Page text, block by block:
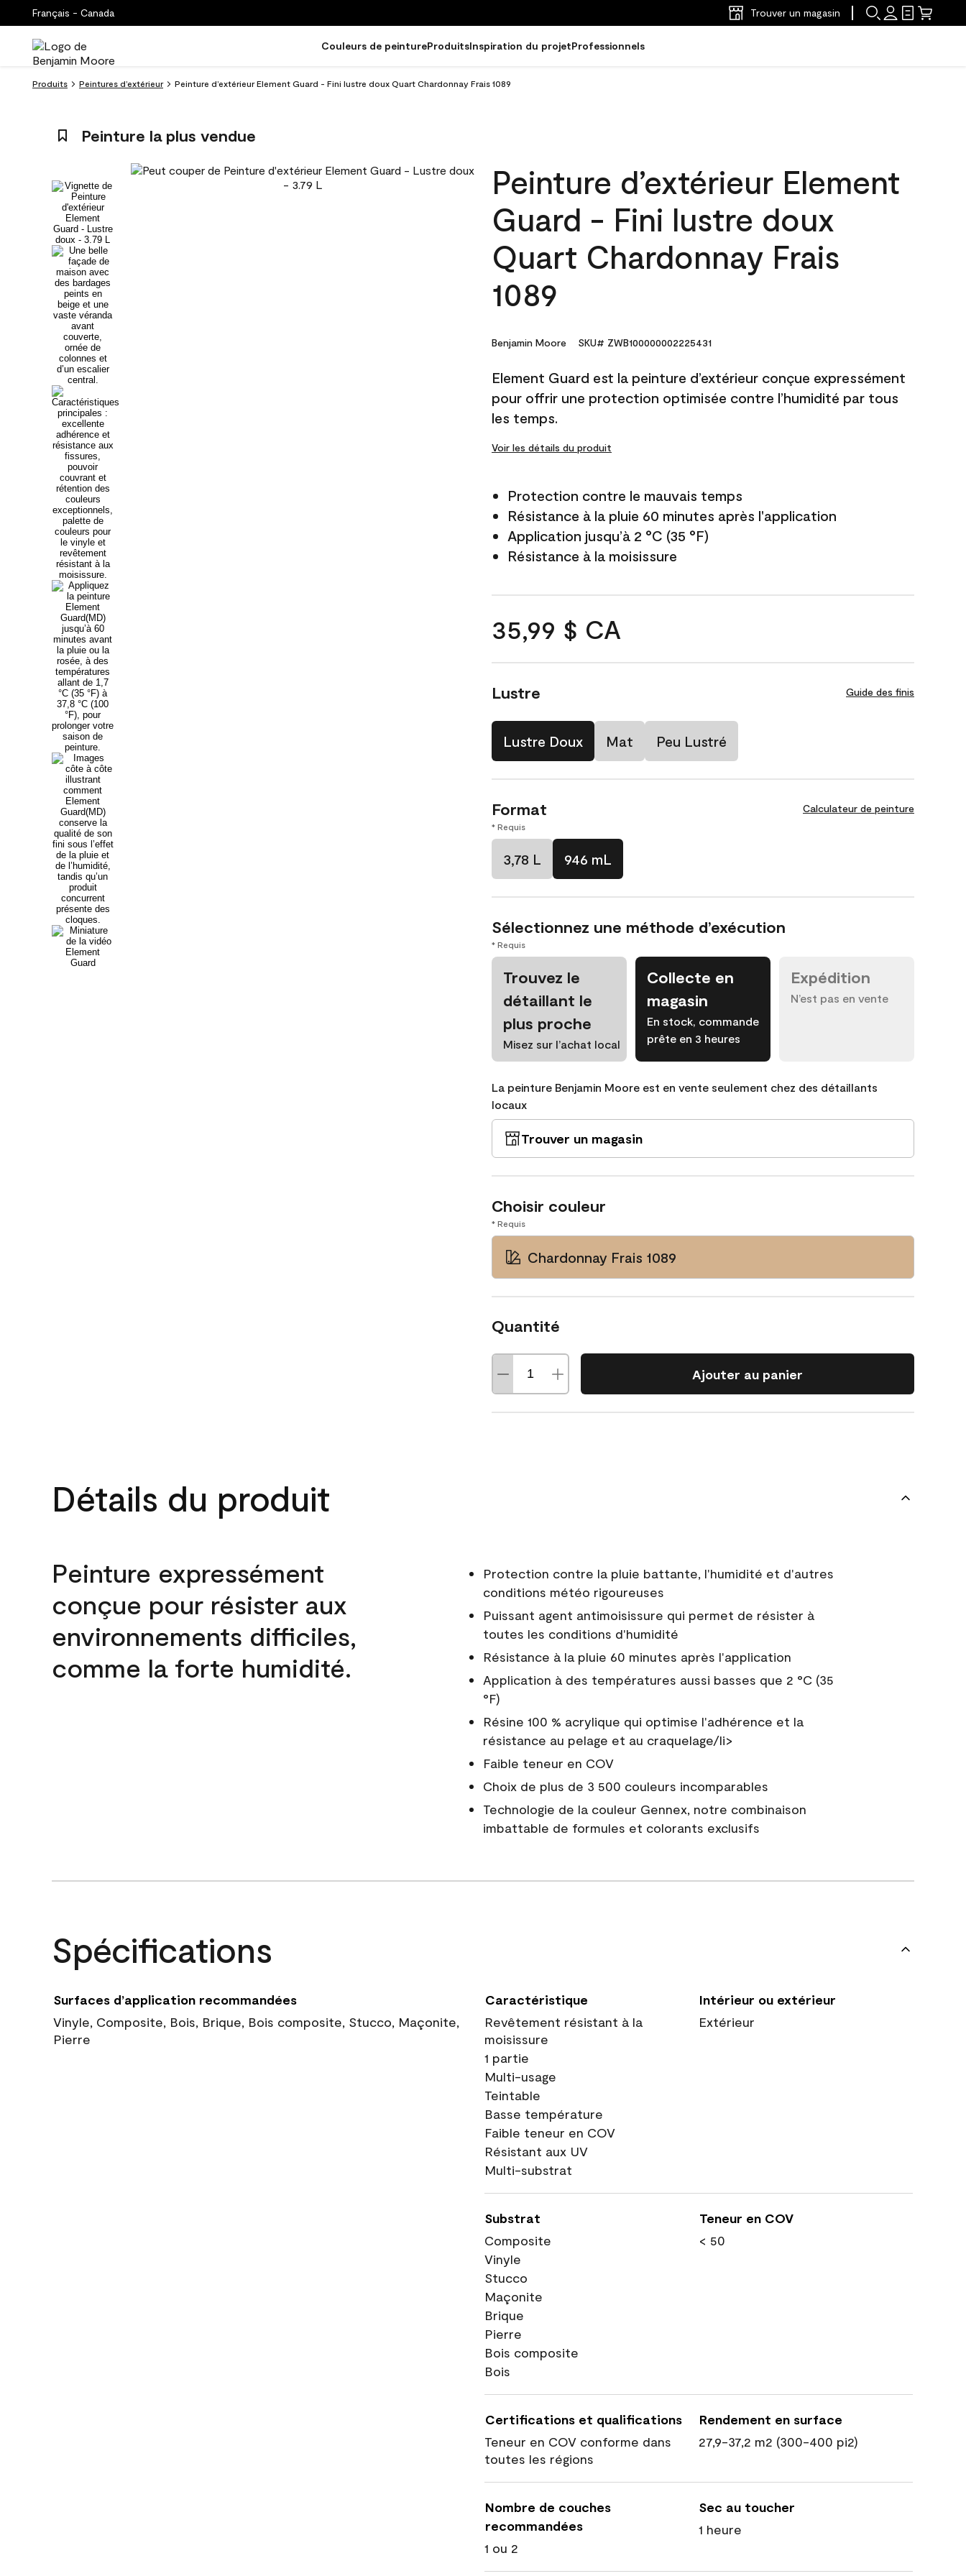
Français - Canada Trouver un magasin
Couleurs de peintureProduitsInspiration du projetProfessionnels
Produits Peintures d’extérieur Peinture d’extérieur Element Guard - Fini lustre doux Quart Chardonnay Frais 1089
Peinture la plus vendue
Peinture d’extérieur Element
Guard - Fini lustre doux
Quart Chardonnay Frais
1089
Benjamin Moore SKU# ZWB100000002225431
Element Guard est la peinture d’extérieur conçue expressément
pour offrir une protection optimisée contre l’humidité par tous
les temps.
Voir les détails du produit
Protection contre le mauvais temps
Résistance à la pluie 60 minutes après l'application
Application jusqu’à 2 °C (35 °F)
Résistance à la moisissure
35,99 $ CA
Lustre Guide des finis
Lustre Doux Mat Peu Lustré
Format Calculateur de peinture
* Requis
3,78 L 946 mL
Sélectionnez une méthode d’exécution
* Requis
Trouvez le
détaillant le
plus proche
Misez sur l’achat local
Collecte en
magasin
En stock, commande
prête en 3 heures
Expédition
N’est pas en vente
La peinture Benjamin Moore est en vente seulement chez des détaillants
locaux
Trouver un magasin
Choisir couleur
* Requis
Chardonnay Frais 1089
Quantité
Ajouter au panier
Détails du produit
Peinture expressément
conçue pour résister aux
environnements difficiles,
comme la forte humidité.
Protection contre la pluie battante, l'humidité et d'autres
conditions météo rigoureuses
Puissant agent antimoisissure qui permet de résister à
toutes les conditions d'humidité
Résistance à la pluie 60 minutes après l'application
Application à des températures aussi basses que 2 °C (35
°F)
Résine 100 % acrylique qui optimise l'adhérence et la
résistance au pelage et au craquelage/li>
Faible teneur en COV
Choix de plus de 3 500 couleurs incomparables
Technologie de la couleur Gennex, notre combinaison
imbattable de formules et colorants exclusifs
Spécifications
Surfaces d’application recommandées
Vinyle, Composite, Bois, Brique, Bois composite, Stucco, Maçonite,
Pierre
Caractéristique
Revêtement résistant à la
moisissure
1 partie
Multi-usage
Teintable
Basse température
Faible teneur en COV
Résistant aux UV
Multi-substrat
Intérieur ou extérieur
Extérieur
Substrat
Composite
Vinyle
Stucco
Maçonite
Brique
Pierre
Bois composite
Bois
Teneur en COV
< 50
Certifications et qualifications
Teneur en COV conforme dans
toutes les régions
Rendement en surface
27,9-37,2 m2 (300-400 pi2)
Nombre de couches
recommandées
1 ou 2
Sec au toucher
1 heure